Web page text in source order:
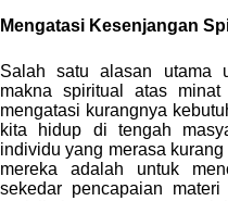
Mengatasi Kesenjangan
Salah satu alasan utama
makna spiritual atas
mengatasi kurangnya
kita hidup di tengah
individu yang merasa
mereka adalah untuk
sekedar pencapaian